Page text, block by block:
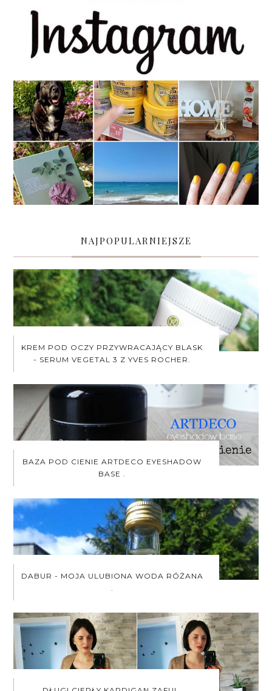
NAJPOPULARNIEJSZE
KREM POD OCZY PRZYWRACAJĄCY BLASK
- SERUM VEGETAL 3 Z YVES ROCHER.
BAZA POD CIENIE ARTDECO EYESHADOW
BASE .
DABUR - MOJA ULUBIONA WODA RÓŻANA
.